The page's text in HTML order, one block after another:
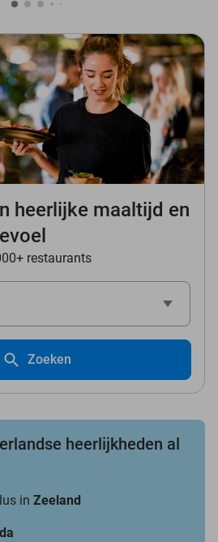
heerlijke maaltijd en
restaurants
Zoeken
heerlijkheden al
in Zeeland